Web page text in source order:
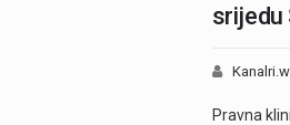
srijedu
Pravna